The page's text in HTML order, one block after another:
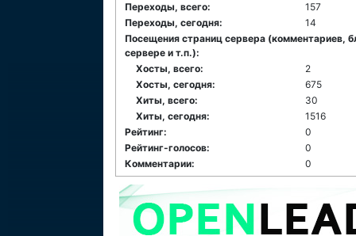
Переходы, всего:
157
Переходы, сегодня:
14
Посещения страниц сервера (комментариев,
сервере и т.п.):
Хосты, всего:
2
Хосты, сегодня:
675
Хиты, всего:
30
Хиты, сегодня:
1516
Рейтинг:
0
Рейтинг-голосов:
0
Комментарии:
0